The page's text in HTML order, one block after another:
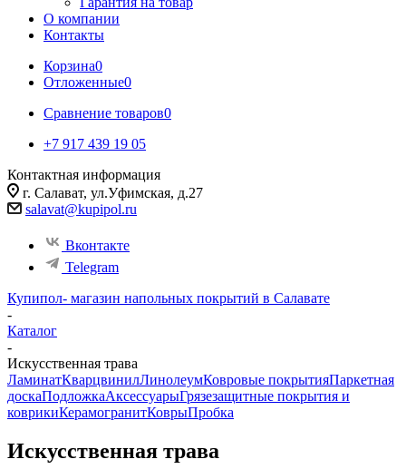
О компании
Контакты
Корзина0
Отложенные0
Сравнение товаров0
+7 917 439 19 05
Контактная информация
г. Салават, ул.Уфимская, д.27
salavat@kupipol.ru
Вконтакте
Telegram
Купипол- магазин напольных покрытий в Салавате
-
Каталог
-
Искусственная трава
ЛаминатКварцвинилЛинолеумКовровые покрытияПаркетная
доскаПодложкаАксессуарыГрязезащитные покрытия и
коврикиКерамогранитКоврыПробка
Искусственная трава